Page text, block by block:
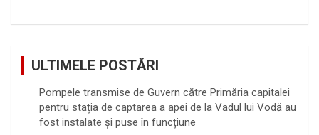
ULTIMELE POSTĂRI
Pompele transmise de Guvern către Primăria capitalei
pentru stația de captarea a apei de la Vadul lui Vodă au
fost instalate și puse în funcțiune